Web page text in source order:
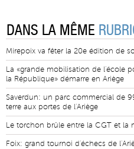
DANS LA MÊME
Mirepoix va fêter la 20e édition de
La «grande mobilisation de l'école
la République» démarre en Ariège
Saverdun: un parc commercial de
terre aux portes de l'Ariège
Le torchon brûle entre la CGT et la
Foix: grand tournoi d'échecs de